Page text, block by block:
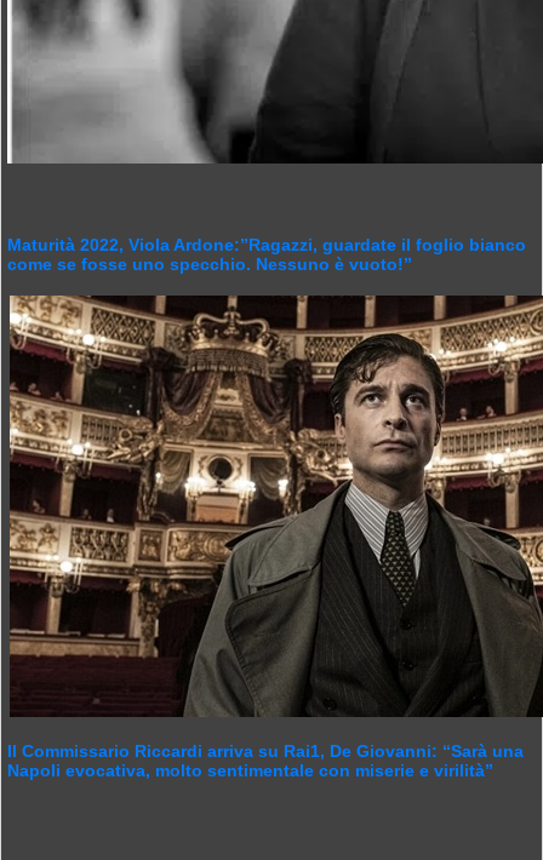
Maturità 2022, Viola Ardone:”Ragazzi, guardate il foglio bianco
come se fosse uno specchio. Nessuno è vuoto!”
Il Commissario Riccardi arriva su Rai1, De Giovanni: “Sarà una
Napoli evocativa, molto sentimentale con miserie e virilità”